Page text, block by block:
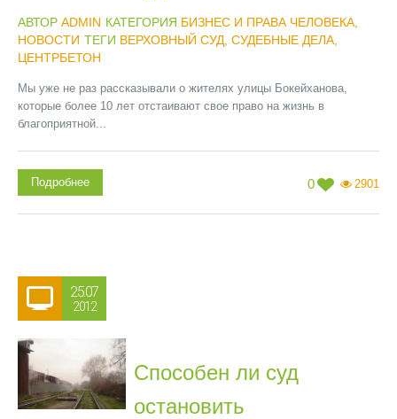
АВТОР ADMIN КАТЕГОРИЯ БИЗНЕС И ПРАВА ЧЕЛОВЕКА
НОВОСТИ ТЕГИ ВЕРХОВНЫЙ СУД СУДЕБНЫЕ ДЕЛА
ЦЕНТРБЕТОН
Мы уже не раз рассказывали о жителях улицы Бокейханова,
которые более 10 лет отстаивают свое право на жизнь в
благоприятной...
0 2901
Подробнее
25.07
2012
Способен ли суд
остановить